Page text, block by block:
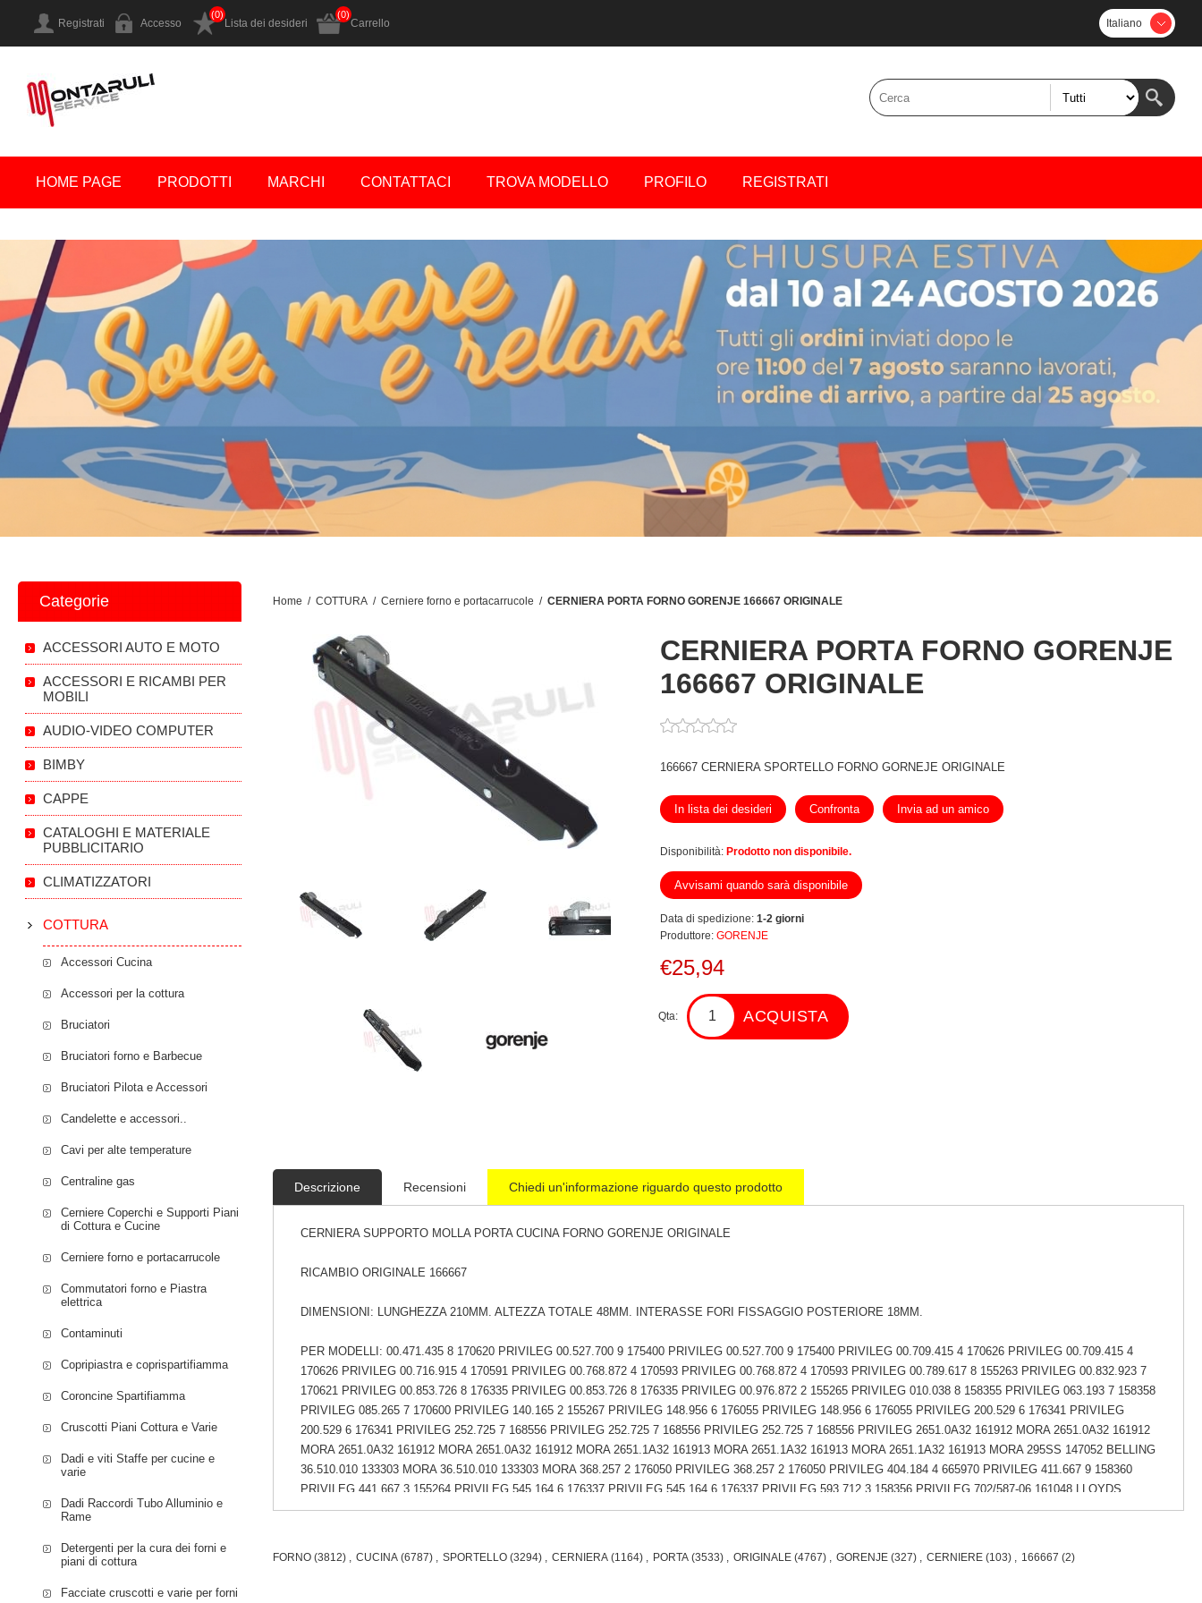
Registrati Accesso Lista dei desideri
(0)
Carrello
(0)
Italiano
HOME PAGE PRODOTTI MARCHI CONTATTACI TROVA MODELLO PROFILO REGISTRATI
Home / COTTURA / Cerniere forno e portacarrucole / CERNIERA PORTA FORNO GORENJE 166667 ORIGINALE
CERNIERA PORTA FORNO GORENJE
166667 ORIGINALE
166667 CERNIERA SPORTELLO FORNO GORNEJE ORIGINALE
In lista dei desideri Confronta Invia ad un amico
Disponibilità: Prodotto non disponibile.
Avvisami quando sarà disponibile
Data di spedizione: 1-2 giorni
Produttore: GORENJE
€25,94
Qta: ACQUISTA
Descrizione Recensioni Chiedi un'informazione riguardo questo prodotto
CERNIERA SUPPORTO MOLLA PORTA CUCINA FORNO GORENJE ORIGINALE
RICAMBIO ORIGINALE 166667
DIMENSIONI: LUNGHEZZA 210MM. ALTEZZA TOTALE 48MM. INTERASSE FORI FISSAGGIO POSTERIORE 18MM.
PER MODELLI: 00.471.435 8 170620 PRIVILEG 00.527.700 9 175400 PRIVILEG 00.527.700 9 175400 PRIVILEG 00.709.415 4 170626 PRIVILEG 00.709.415 4
170626 PRIVILEG 00.716.915 4 170591 PRIVILEG 00.768.872 4 170593 PRIVILEG 00.768.872 4 170593 PRIVILEG 00.789.617 8 155263 PRIVILEG 00.832.923 7
170621 PRIVILEG 00.853.726 8 176335 PRIVILEG 00.853.726 8 176335 PRIVILEG 00.976.872 2 155265 PRIVILEG 010.038 8 158355 PRIVILEG 063.193 7 158358
PRIVILEG 085.265 7 170600 PRIVILEG 140.165 2 155267 PRIVILEG 148.956 6 176055 PRIVILEG 148.956 6 176055 PRIVILEG 200.529 6 176341 PRIVILEG
200.529 6 176341 PRIVILEG 252.725 7 168556 PRIVILEG 252.725 7 168556 PRIVILEG 252.725 7 168556 PRIVILEG 2651.0A32 161912 MORA 2651.0A32 161912
MORA 2651.0A32 161912 MORA 2651.0A32 161912 MORA 2651.1A32 161913 MORA 2651.1A32 161913 MORA 2651.1A32 161913 MORA 295SS 147052 BELLING
36.510.010 133303 MORA 36.510.010 133303 MORA 368.257 2 176050 PRIVILEG 368.257 2 176050 PRIVILEG 404.184 4 665970 PRIVILEG 411.667 9 158360
PRIVILEG 441.667 3 155264 PRIVILEG 545.164 6 176337 PRIVILEG 545.164 6 176337 PRIVILEG 593.712 3 158356 PRIVILEG 702/587-06 161048 LLOYDS
706.323 3 158359 PRIVILEG 732.591 3 170599 PRIVILEG 732.591 3 170599 PRIVILEG 768.359 2 158361 PRIVILEG 768.872 4 170593 PRIVILEG 768.872 4
FORNO (3812) , CUCINA (6787) , SPORTELLO (3294) , CERNIERA (1164) , PORTA (3533) , ORIGINALE (4767) , GORENJE (327) , CERNIERE (103) , 166667 (2)
Categorie
ACCESSORI AUTO E MOTO
ACCESSORI E RICAMBI PER
MOBILI
AUDIO-VIDEO COMPUTER
BIMBY
CAPPE
CATALOGHI E MATERIALE
PUBBLICITARIO
CLIMATIZZATORI
COTTURA
Accessori Cucina
Accessori per la cottura
Bruciatori
Bruciatori forno e Barbecue
Bruciatori Pilota e Accessori
Candelette e accessori..
Cavi per alte temperature
Centraline gas
Cerniere Coperchi e Supporti Piani
di Cottura e Cucine
Cerniere forno e portacarrucole
Commutatori forno e Piastra
elettrica
Contaminuti
Copripiastra e coprispartifiamma
Coroncine Spartifiamma
Cruscotti Piani Cottura e Varie
Dadi e viti Staffe per cucine e
varie
Dadi Raccordi Tubo Alluminio e
Rame
Detergenti per la cura dei forni e
piani di cottura
Facciate cruscotti e varie per forni